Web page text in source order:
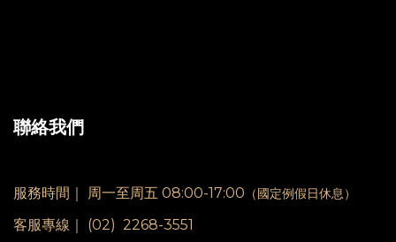
聯絡我們
服務時間｜ 周一至周五 08:00-17:00 （國定例假日休息）
客服專線｜ (02) 2268-3551